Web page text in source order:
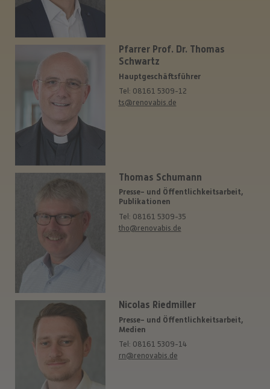
Pfarrer Prof. Dr. Thomas
Schwartz
Hauptgeschäftsführer
Tel: 08161 5309-12
ts@renovabis.de
Thomas Schumann
Presse- und Öffentlichkeitsarbeit,
Publikationen
Tel: 08161 5309-35
tho@renovabis.de
Nicolas Riedmiller
Presse- und Öffentlichkeitsarbeit,
Medien
Tel: 08161 5309-14
rn@renovabis.de